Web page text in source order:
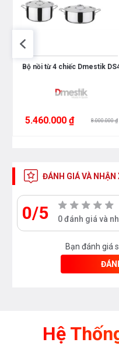
Bộ nồi từ 4 chiếc Dmestik
5.460.000 ₫ 8.000.000 ₫
ĐÁNH GIÁ VÀ NHẬN
0/5 0 đánh giá và
Bạn đánh giá
Hệ